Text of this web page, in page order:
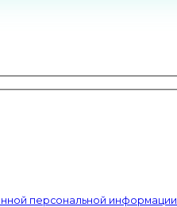
персональной информации